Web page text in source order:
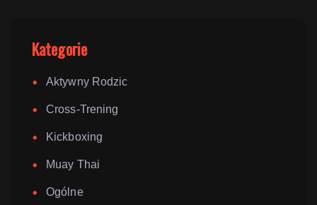
Kategorie
Aktywny Rodzic
Cross-Trening
Kickboxing
Muay Thai
Ogólne